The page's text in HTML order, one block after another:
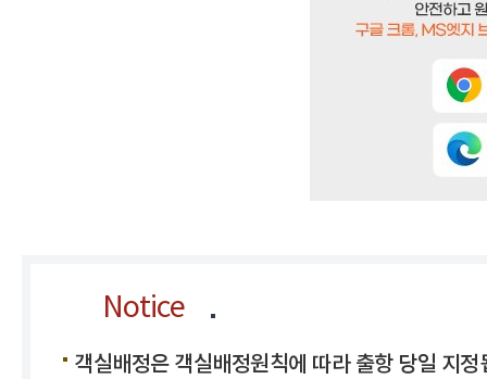
Notice
객실배정은 객실배정원칙에 따라 출항 당일 지정